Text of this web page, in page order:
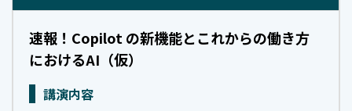
速報！Copilot の新機能とこれからの働き方
におけるAI（仮）
講演内容